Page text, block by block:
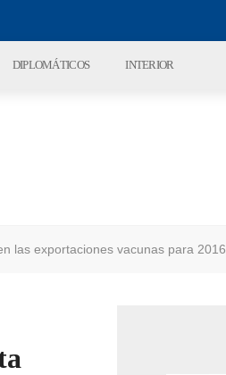
DIPLOMÁTICOS INTERIOR
las exportaciones vacunas para 2016